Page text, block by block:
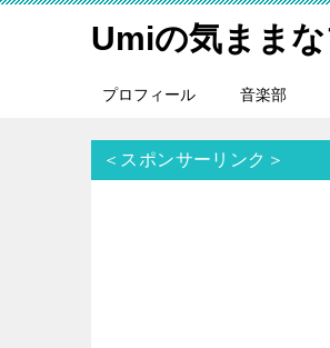
Umiの気まま
プロフィール 音楽部
＜スポンサーリンク＞